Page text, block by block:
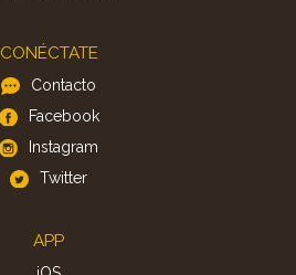
CONÉCTATE
Contacto
Facebook
Instagram
Twitter
APP